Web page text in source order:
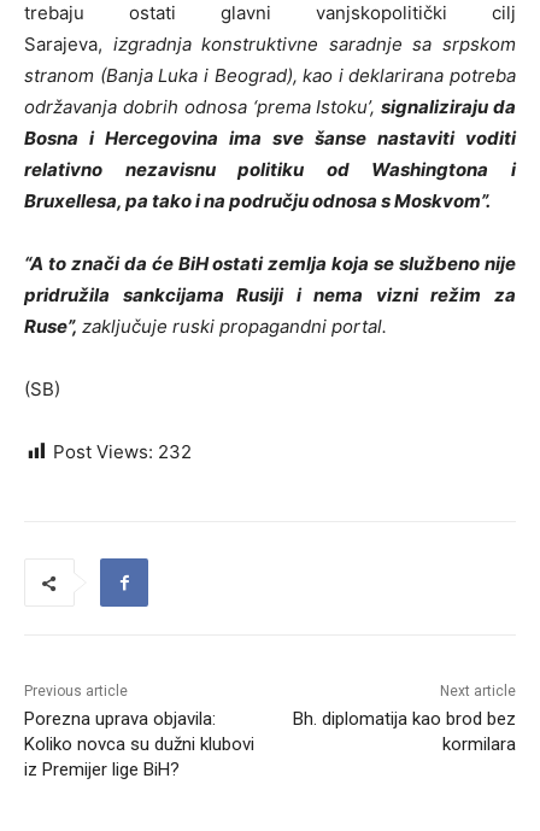
trebaju ostati glavni vanjskopolitički cilj
Sarajeva, izgradnja konstruktivne saradnje sa srpskom
stranom (Banja Luka i Beograd), kao i deklarirana potreba
održavanja dobrih odnosa ‘prema Istoku’,signaliziraju da
Bosna i Hercegovina ima sve šanse nastaviti voditi
relativno nezavisnu politiku od Washingtona i
Bruxellesa, pa tako i na području odnosa s Moskvom”.
“A to znači da će BiH ostati zemlja koja se službeno nije
pridružila sankcijama Rusiji i nema vizni režim za
Ruse”, zaključuje ruski propagandni portal.
(SB)
Post Views: 232
Previous article
Porezna uprava objavila:
Koliko novca su dužni klubovi
iz Premijer lige BiH?
Next article
Bh. diplomatija kao brod bez
kormilara